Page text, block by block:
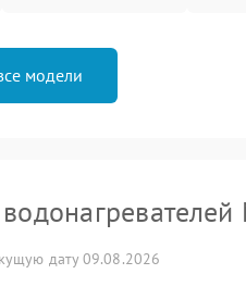
модели
дату 09.08.2026